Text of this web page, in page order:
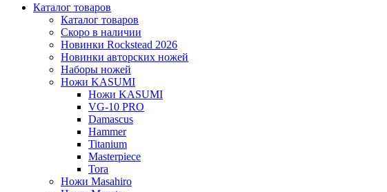
Каталог товаров
Каталог товаров
Скоро в наличии
Новинки Rockstead 2026
Новинки авторских ножей
Наборы ножей
Ножи KASUMI
Ножи KASUMI
VG-10 PRO
Damascus
Hammer
Titanium
Masterpiece
Tora
Ножи Masahiro